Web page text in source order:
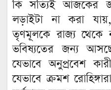
কি সত্যিই আজকের
লড়াইটা না করা
তৃণমূলকে রাজ্য থেকে
ভবিষ্যতের জন্য
যেভাবে অনুপ্রবেশ
যেভাবে ক্রমশ